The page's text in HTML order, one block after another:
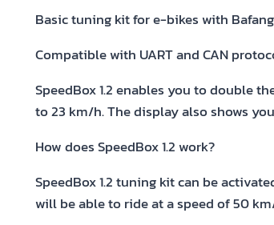
Basic tuning kit for e-bikes with
Compatible with UART and CAN
SpeedBox 1.2 enables you to double
to 23 km/h. The display also shows
How does SpeedBox 1.2 work?
SpeedBox 1.2 tuning kit can be
will be able to ride at a speed of 50